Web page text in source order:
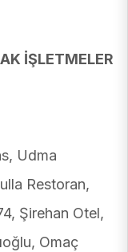
İŞLETMELER
Udma
Restoran,
Şirehan Otel,
Omaç